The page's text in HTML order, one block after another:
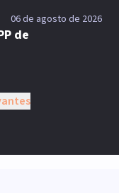
06 de agosto de 2026
de